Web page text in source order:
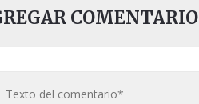
COMENTARIO